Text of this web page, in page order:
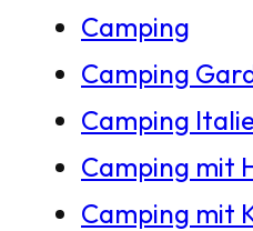
Camping
Camping
Camping
Camping mit
Camping mit